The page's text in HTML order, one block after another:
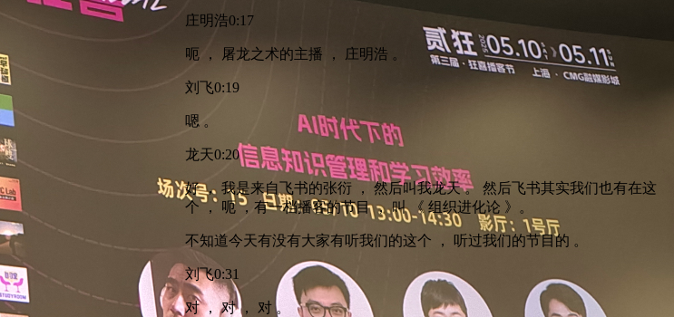
庄明浩0:17
呃 ， 屠龙之术的主播 ， 庄明浩 。
刘飞0:19
嗯 。
龙天0:20
好 ， 我是来自飞书的张衍 ， 然后叫我龙天 。 然后飞书其实我们也有在这
个 ， 呃 ，有一档播客的节目 ， 叫 《 组织进化论 》。
不知道今天有没有大家有听我们的这个 ， 听过我们的节目的 。
刘飞0:31
对 ， 对 ， 对 。